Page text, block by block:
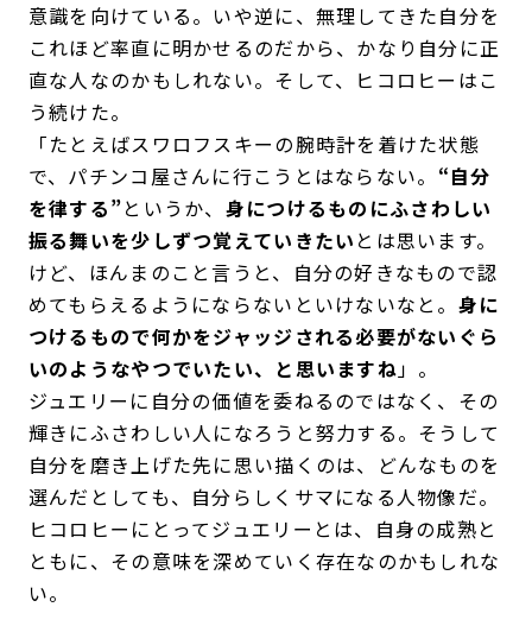
意識を向けている。いや逆に、無理してきた自分を
これほど率直に明かせるのだから、かなり自分に正
直な人なのかもしれない。そして、ヒコロヒーはこ
う続けた。
「たとえばスワロフスキーの腕時計を着けた状態
で、パチンコ屋さんに行こうとはならない。 “自分
を律する”というか、 身につけるものにふさわしい
振る舞いを少しずつ覚えていきたい とは思います。
けど、ほんまのこと言うと、自分の好きなもので認
めてもらえるようにならないといけないなと。 身に
つけるもので何かをジャッジされる必要がないぐら
いのようなやつでいたい、と思いますね」。
ジュエリーに自分の価値を委ねるのではなく、その
輝きにふさわしい人になろうと努力する。そうして
自分を磨き上げた先に思い描くのは、どんなものを
選んだとしても、自分らしくサマになる人物像だ。
ヒコロヒーにとってジュエリーとは、自身の成熟と
ともに、その意味を深めていく存在なのかもしれな
い。